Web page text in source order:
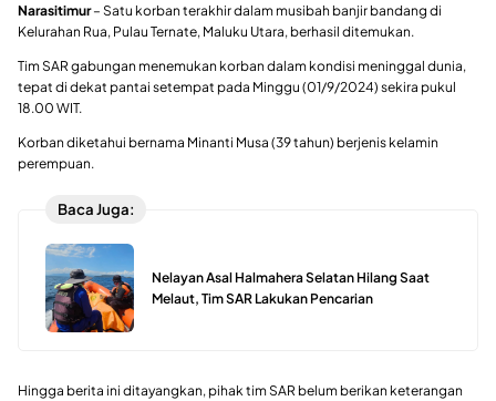
Narasitimur– Satu korban terakhir dalam musibah banjir bandang di
Kelurahan Rua, Pulau Ternate, Maluku Utara, berhasil ditemukan.
Tim SAR gabungan menemukan korban dalam kondisi meninggal dunia,
tepat di dekat pantai setempat pada Minggu (01/9/2024) sekira pukul
18.00 WIT.
Korban diketahui bernama Minanti Musa (39 tahun) berjenis kelamin
perempuan.
Baca Juga:
Nelayan Asal Halmahera Selatan Hilang Saat
Melaut, Tim SAR Lakukan Pencarian
Hingga berita ini ditayangkan, pihak tim SAR belum berikan keterangan